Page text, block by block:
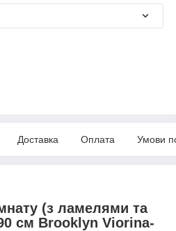
Доставка Оплата Умови
(з ламелями та
см Brooklyn Viorina-